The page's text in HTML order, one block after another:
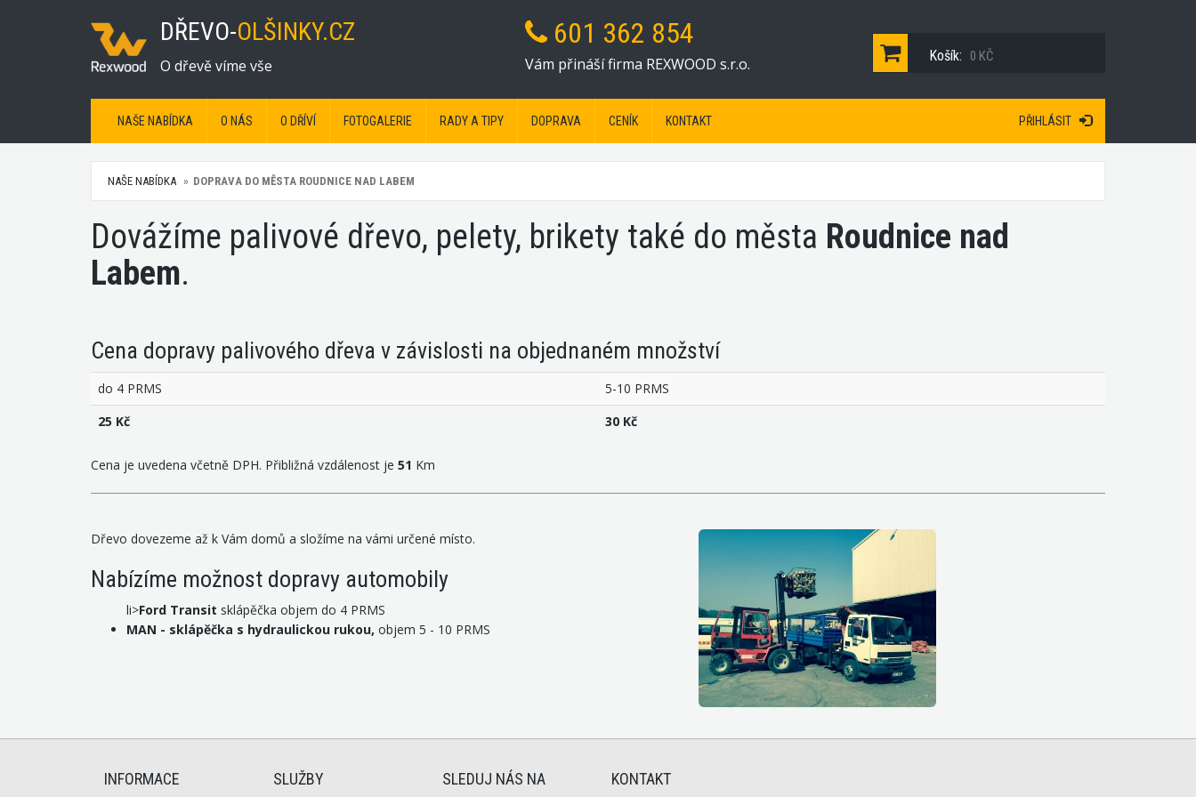
DŘEVO-OLŠINKY.CZ
O dřevě víme vše
601 362 854
Vám přináší firma REXWOOD s.r.o. Košík: 0 KČ
NAŠE NABÍDKA O NÁS O DŘÍVÍ FOTOGALERIE RADY A TIPY DOPRAVA CENÍK KONTAKT PŘIHLÁSIT
NAŠE NABÍDKA DOPRAVA DO MĚSTA ROUDNICE NAD LABEM
Dovážíme palivové dřevo, pelety, brikety také do města Roudnice nad
Labem.
Cena dopravy palivového dřeva v závislosti na objednaném množství
do 4 PRMS
5-10 PRMS
25 Kč
30 Kč
Cena je uvedena včetně DPH. Přibližná vzdálenost je 51 Km
Dřevo dovezeme až k Vám domů a složíme na vámi určené místo.
Nabízíme možnost dopravy automobily
li>Ford Transit sklápěčka objem do 4 PRMS
MAN - sklápěčka s hydraulickou rukou, objem 5 - 10 PRMS
INFORMACE SLUŽBY SLEDUJ NÁS NA KONTAKT